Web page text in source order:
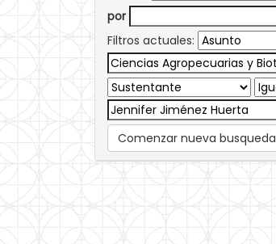
por
Filtros actuales:
Comenzar nueva busqueda